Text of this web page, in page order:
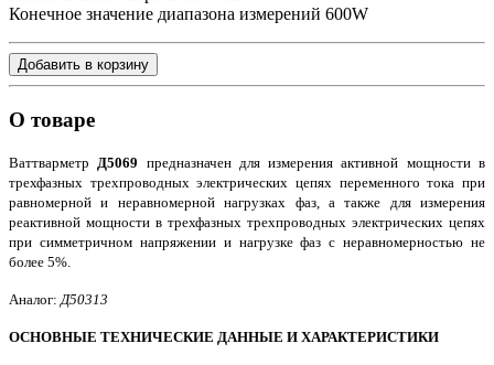
Конечное значение диапазона измерений 600W
Добавить в корзину
О товаре
ВаттварметрД5069 предназначен для измерения активной мощности в
трехфазных трехпроводных электрических цепях переменного тока при
равномерной и неравномерной нагрузках фаз, а также для измерения
реактивной мощности в трехфазных трехпроводных электрических цепях
при симметричном напряжении и нагрузке фаз с неравномерностью не
более 5%.
Аналог:Д50313
ОСНОВНЫЕ ТЕХНИЧЕСКИЕ ДАННЫЕ И ХАРАКТЕРИСТИКИ